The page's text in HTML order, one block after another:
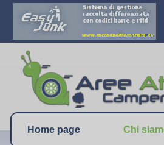
Home page Chi